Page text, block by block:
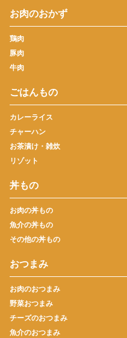
お肉のおかず
鶏肉
豚肉
牛肉
ごはんもの
カレーライス
チャーハン
お茶漬け・雑炊
リゾット
丼もの
お肉の丼もの
魚介の丼もの
その他の丼もの
おつまみ
お肉のおつまみ
野菜おつまみ
チーズのおつまみ
魚介のおつまみ